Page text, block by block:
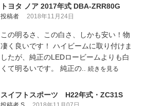
トヨタ ノア 2017年式 DBA-ZRR80G
投稿者 2018年11月24日
この明るさ、この白さ、しかも安い！物
凄く良いです！ ハイビームに取り付けま
したが、純正のLEDロービームよりも白
くて明るいです。 純正の.. 続きを見る
スイフトスポーツ H22年式・ZC31S